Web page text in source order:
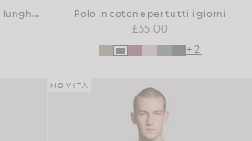
Maglietta in cotone a maniche lunghe dal taglio squadrato Polo in cotone per tutti i giorni
£55.00
+2
NOVITÀ